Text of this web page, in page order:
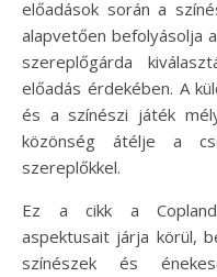
előadások során a
alapvetően befolyásolja
szereplőgárda
előadás érdekében. A
és a színészi játék
közönség átélje a
szereplőkkel.
Ez a cikk a Copland
aspektusait járja körül,
színészek és